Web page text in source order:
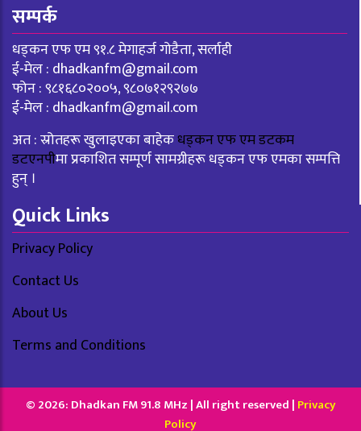
सम्पर्क
धड्कन एफ एम ९१.८ मेगाहर्ज गोडैता, सर्लाही
ई-मेल : dhadkanfm@gmail.com
फोन : ९८१६८०२००५, ९८०७१२९२७७
ई-मेल : dhadkanfm@gmail.com
अत : स्रोतहरू खुलाइएका बाहेकधड्कन एफ एम डटकम
डटएनपीमा प्रकाशित सम्पूर्ण सामग्रीहरू धड्कन एफ एमका सम्पत्ति
हुन् ।
Quick Links
Privacy Policy
Contact Us
About Us
Terms and Conditions
© 2026: Dhadkan FM 91.8 MHz | All right reserved | Privacy
Policy